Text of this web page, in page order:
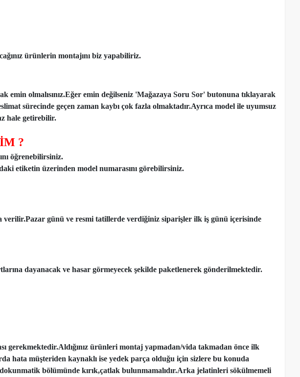
ürünlerin montajını biz yapabiliriz.
emin olmalısınız.Eğer emin değilseniz 'Mağazaya Soru Sor' butonuna tıklayarak
sürecinde geçen zaman kaybı çok fazla olmaktadır.Ayrıca model ile uyumsuz
hale getirebilir.
?
öğrenebilirsiniz.
etiketin üzerinden model numarasını görebilirsiniz.
günü ve resmi tatillerde verdiğiniz siparişler ilk iş günü içerisinde
dayanacak ve hasar görmeyecek şekilde paketlenerek gönderilmektedir.
gerekmektedir.Aldığınız ürünleri montaj yapmadan/vida takmadan önce ilk
hata müşteriden kaynaklı ise yedek parça olduğu için sizlere bu konuda
dokunmatik bölümünde kırık,çatlak bulunmamalıdır.Arka jelatinleri sökülmemeli